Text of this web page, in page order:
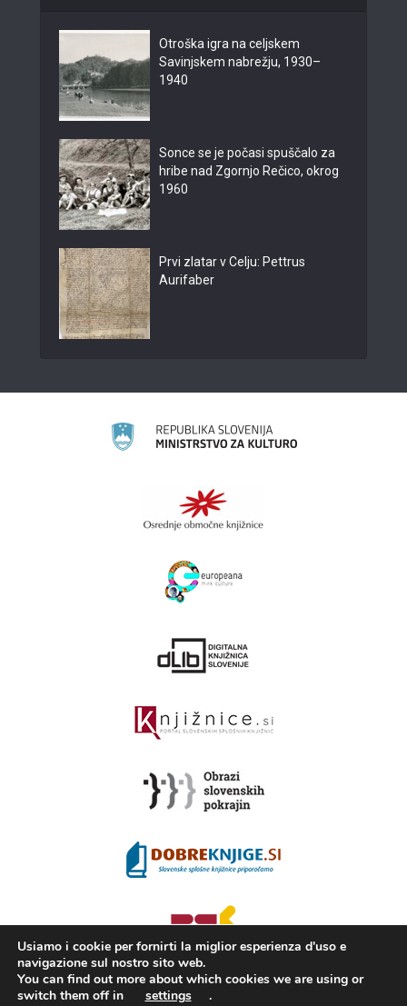
Otroška igra na celjskem
Savinjskem nabrežju, 1930–
1940
Sonce se je počasi spuščalo za
hribe nad Zgornjo Rečico, okrog
1960
Prvi zlatar v Celju: Pettrus
Aurifaber
2008 - 2026 ©KAMRA, Production: TrueCAD d.o.o.
Usiamo i cookie per fornirti la miglior esperienza d'uso e
navigazione sul nostro sito web.
You can find out more about which cookies we are using or
switch them off in
settings .